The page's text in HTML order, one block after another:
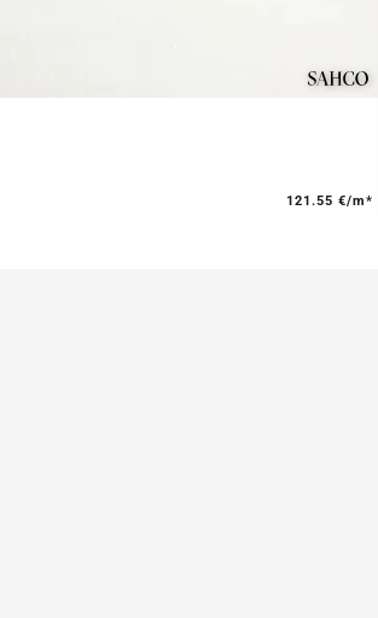
121.55 €/m*